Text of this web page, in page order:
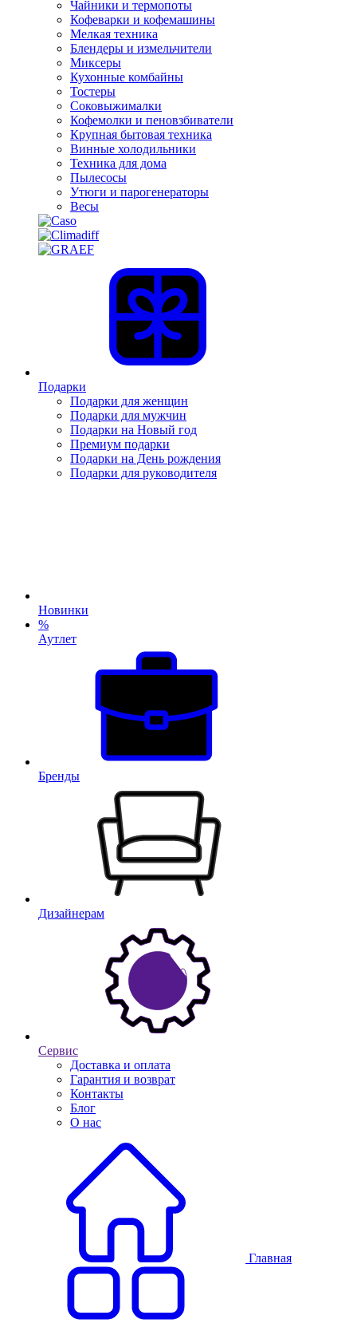
Чайники и термопоты
Кофеварки и кофемашины
Мелкая техника
Блендеры и измельчители
Миксеры
Кухонные комбайны
Тостеры
Соковыжималки
Кофемолки и пеновзбиватели
Крупная бытовая техника
Винные холодильники
Техника для дома
Пылесосы
Утюги и парогенераторы
Весы
Подарки
Подарки для женщин
Подарки для мужчин
Подарки на Новый год
Премиум подарки
Подарки на День рождения
Подарки для руководителя
Новинки
%
Аутлет
Бренды
Дизайнерам
Сервис
Доставка и оплата
Гарантия и возврат
Контакты
Блог
О нас
Главная